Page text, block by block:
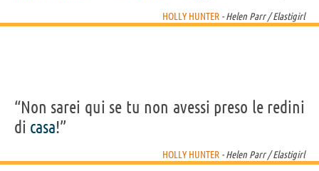
HOLLY HUNTER - Helen Parr / Elastigirl
“Non sarei qui se tu non avessi preso le redini
di casa!”
HOLLY HUNTER - Helen Parr / Elastigirl